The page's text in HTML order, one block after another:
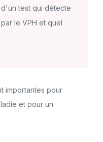
test qui détecte
le VPH et quel
importantes pour
et pour un